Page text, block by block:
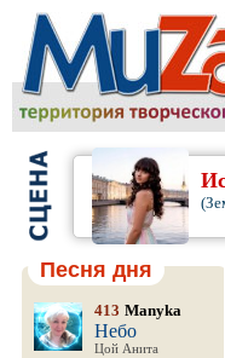
Песня дня
413 Manyka
Небо
Цой Анита